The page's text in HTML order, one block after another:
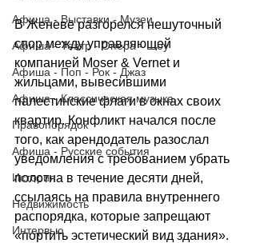
Афиша - Выставки - Музеи
Афиша - Театр - Опера - Шоу
Афиша - Поп - Рок - Джаз
Афиша - Классическая музыка
Правопорядок
Афиша - Русские события
История
Недвижимость
Интервью
В Женеве разгорелся нешуточный
спор между управляющей
компанией Moser & Vernet и
жильцами, вывесившими
палестинские флаги в окнах своих
квартир. Конфликт начался после
того, как арендодатель разослал
уведомления с требованием убрать
полотна в течение десяти дней,
ссылаясь на правила внутреннего
распорядка, которые запрещают
«портить эстетический вид здания».